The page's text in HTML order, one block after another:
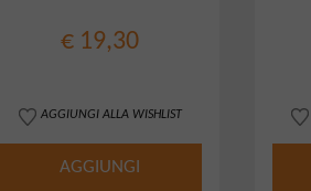
€ 19,30
AGGIUNGI ALLA WISHLIST
AGGIUNGI